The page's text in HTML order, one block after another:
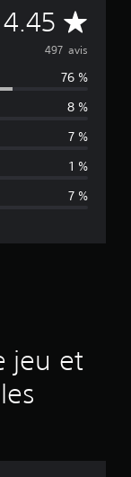
4.45 M
o
y
e
n
d
a
497 avis
76 %
8 %
7 %
1 %
7 %
jeu et